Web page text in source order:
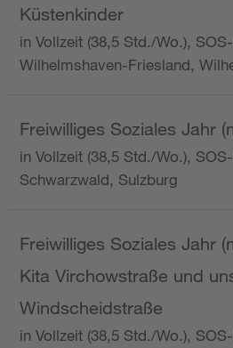
Küstenkinder
in Vollzeit (38,5 Std./Wo.),
Wilhelmshaven-Friesland,
Freiwilliges Soziales Jahr
in Vollzeit (38,5 Std./Wo.),
Schwarzwald, Sulzburg
Freiwilliges Soziales Jahr
Kita Virchowstraße und
Windscheidstraße
in Vollzeit (38,5 Std./Wo.),